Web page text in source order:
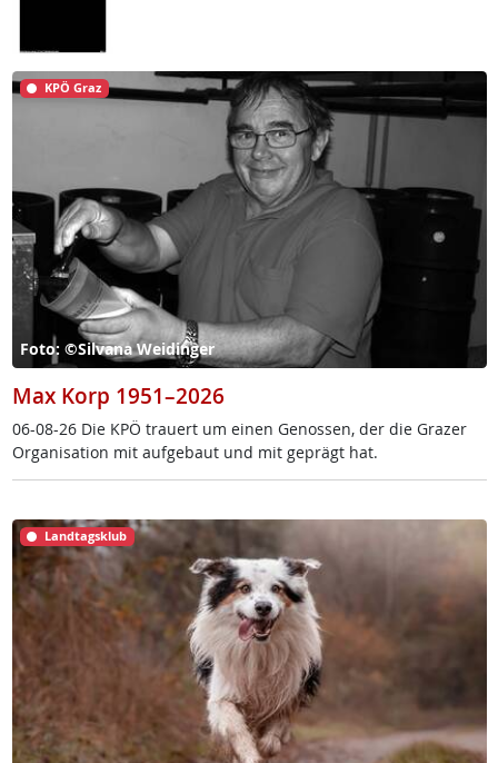
KPÖ Graz
Foto: ©Silvana Weidinger
Max Korp 1951–2026
06-08-26 Die KPÖ trau­ert um ei­nen Ge­nos­sen, der die Gra­zer
Or­ga­ni­sa­ti­on mit auf­ge­baut und mit ge­prägt hat.
Landtagsklub